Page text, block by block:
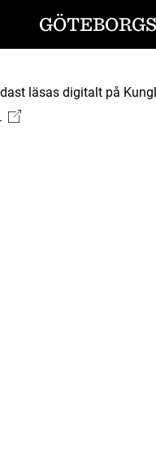
läsas digitalt på